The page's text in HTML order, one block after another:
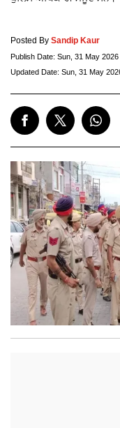
Posted By Sandip Kaur
Publish Date: Sun, 31 May
Updated Date: Sun, 31 May